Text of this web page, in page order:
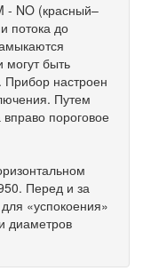
- NO (красный–
потока до
могут быть
Прибор настроен
Путем
пороговое
Перед и за
«успокоения»
диаметров